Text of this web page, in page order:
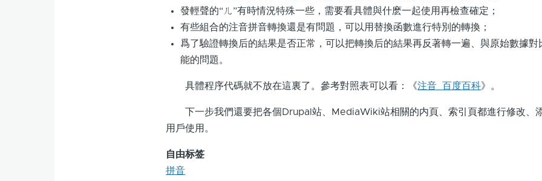
發輕聲的“ㄦ”有時情況特殊一些，需要看具體與什麽一起使用再檢查確定；
有些組合的注音拼音轉換還是有問題，可以用替換函數進行特別的轉換；
爲了驗證轉換后的結果是否正常，可以把轉換后的結果再反著轉一遍、與原始數據對
能的問題。
具體程序代碼就不放在這裏了。參考對照表可以看：《注音_百度百科》。
下一步我們還要把各個Drupal站、MediaWiki站相關的内頁、索引頁都進行修改、
用戶使用。
自由标签
拼音